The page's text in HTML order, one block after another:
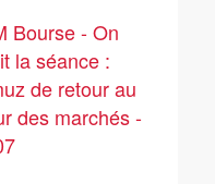
Bourse - On
la séance :
de retour au
des marchés -